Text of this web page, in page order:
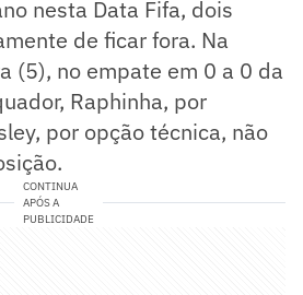
nesta Data Fifa, dois
de ficar fora. Na
(5), no empate em 0 a 0 da
Raphinha, por
por opção técnica, não
CONTINUA
APÓS A
PUBLICIDADE